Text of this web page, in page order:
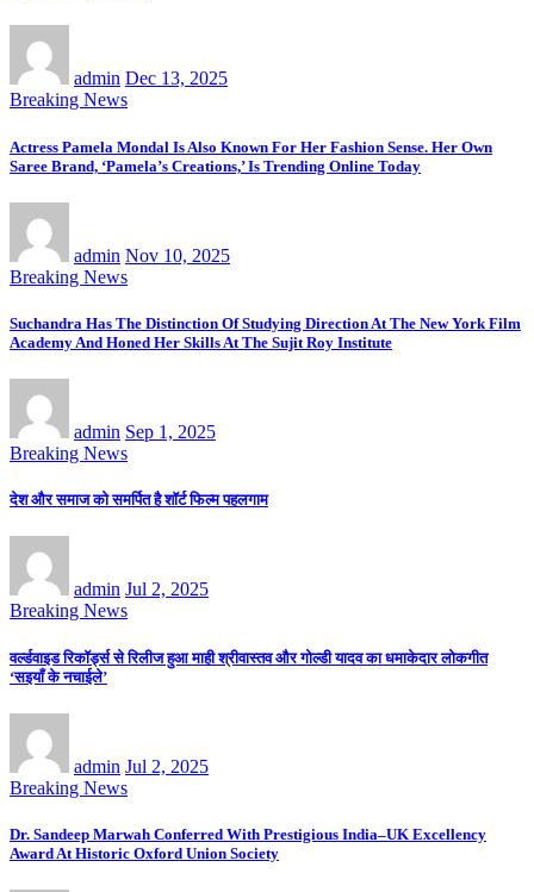
admin Dec 13, 2025
Breaking News
Actress Pamela Mondal Is Also Known For Her Fashion Sense. Her Own
Saree Brand, ‘Pamela’s Creations,’ Is Trending Online Today
admin Nov 10, 2025
Breaking News
Suchandra Has The Distinction Of Studying Direction At The New York Film
Academy And Honed Her Skills At The Sujit Roy Institute
admin Sep 1, 2025
Breaking News
देश और समाज को समर्पित है शॉर्ट फिल्म पहलगाम
admin Jul 2, 2025
Breaking News
वर्ल्डवाइड रिकॉर्ड्स से रिलीज हुआ माही श्रीवास्तव और गोल्डी यादव का धमाकेदार लोकगीत
‘सइयाँ के नचाईले’
admin Jul 2, 2025
Breaking News
Dr. Sandeep Marwah Conferred With Prestigious India–UK Excellency
Award At Historic Oxford Union Society